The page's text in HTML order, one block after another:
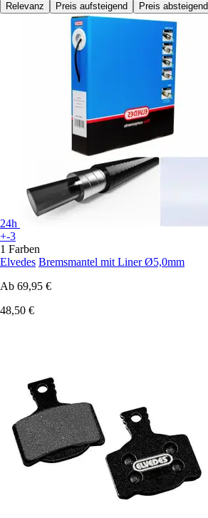
Relevanz
Preis aufsteigend Preis absteigend
24h
+-3
1 Farben
Elvedes Bremsmantel mit Liner Ø5,0mm
Ab 69,95 €
48,50 €